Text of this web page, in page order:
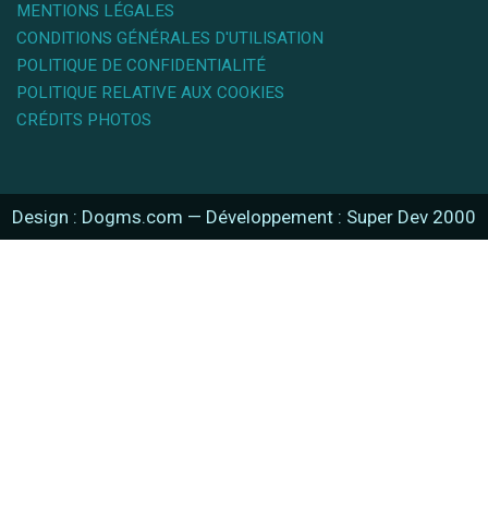
MENTIONS LÉGALES
CONDITIONS GÉNÉRALES D'UTILISATION
POLITIQUE DE CONFIDENTIALITÉ
POLITIQUE RELATIVE AUX COOKIES
CRÉDITS PHOTOS
Design : Dogms.com — Développement : Super Dev 2000